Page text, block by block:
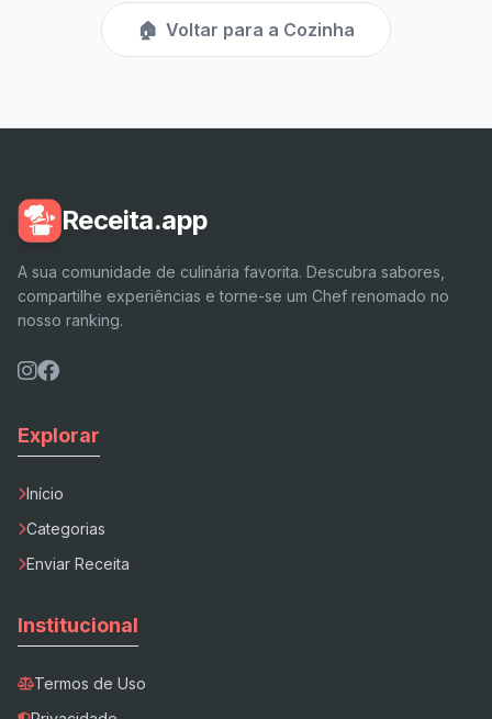
🏠 Voltar para a Cozinha
Receita.app
A sua comunidade de culinária favorita. Descubra sabores,
compartilhe experiências e torne-se um Chef renomado no
nosso ranking.
Explorar
Início
Categorias
Enviar Receita
Institucional
Termos de Uso